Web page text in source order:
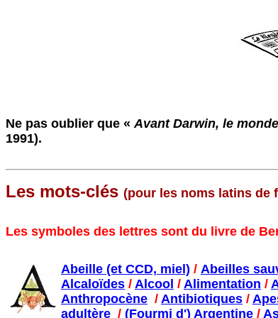
Ne pas oublier que «Avant Darwin, le
1991).
Les mots-clés (pour les noms latins de
Les symboles des lettres sont du livre de
Abeille (et CCD, miel) / Abeilles
Alcaloïdes / Alcool / Alimentation /
Anthropocène / Antibiotiques /
adultère / (Fourmi d') Argentine /